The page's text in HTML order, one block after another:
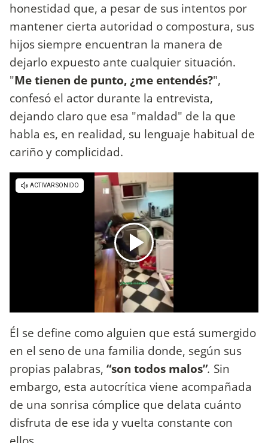
honestidad que, a pesar de sus intentos por
mantener cierta autoridad o compostura, sus
hijos siempre encuentran la manera de
dejarlo expuesto ante cualquier situación.
"Me tienen de punto, ¿me entendés?",
confesó el actor durante la entrevista,
dejando claro que esa "maldad" de la que
habla es, en realidad, su lenguaje habitual de
cariño y complicidad.
Él se define como alguien que está sumergido
en el seno de una familia donde, según sus
propias palabras, “son todos malos”. Sin
embargo, esta autocrítica viene acompañada
de una sonrisa cómplice que delata cuánto
disfruta de ese ida y vuelta constante con